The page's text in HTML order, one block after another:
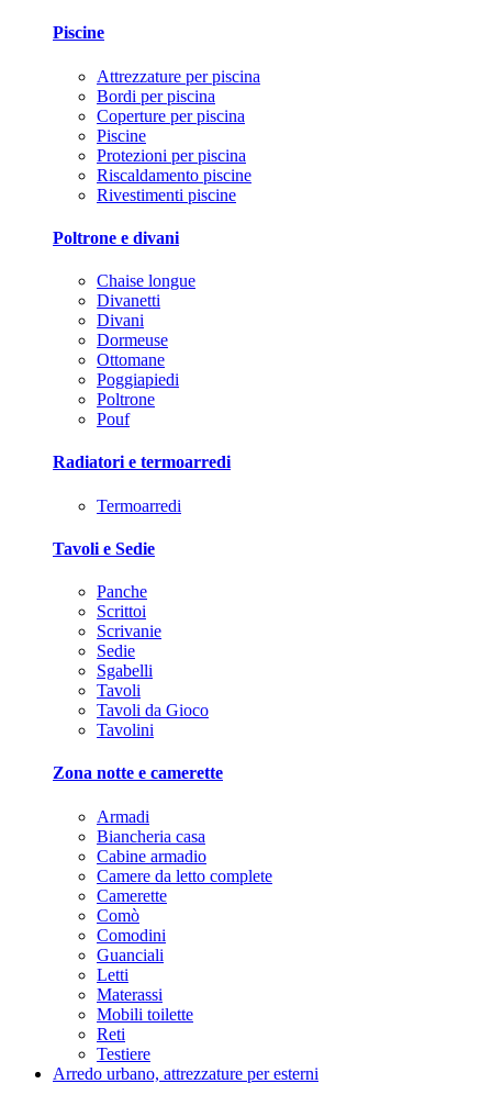
Piscine
Attrezzature per piscina
Bordi per piscina
Coperture per piscina
Piscine
Protezioni per piscina
Riscaldamento piscine
Rivestimenti piscine
Poltrone e divani
Chaise longue
Divanetti
Divani
Dormeuse
Ottomane
Poggiapiedi
Poltrone
Pouf
Radiatori e termoarredi
Termoarredi
Tavoli e Sedie
Panche
Scrittoi
Scrivanie
Sedie
Sgabelli
Tavoli
Tavoli da Gioco
Tavolini
Zona notte e camerette
Armadi
Biancheria casa
Cabine armadio
Camere da letto complete
Camerette
Comò
Comodini
Guanciali
Letti
Materassi
Mobili toilette
Reti
Testiere
Arredo urbano, attrezzature per esterni